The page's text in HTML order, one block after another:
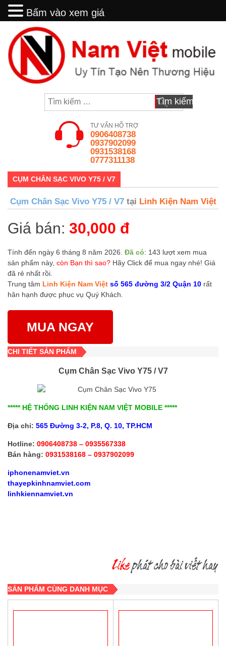
content
TƯ VẤN HỖ TRỢ
0906408738
0937902099
0931538168
0777311138
CỤM CHÂN SẠC VIVO Y75 / V7
Cụm Chân Sạc Vivo Y75 / V7tại Linh Kiện Nam Việt
Giá bán: 30,000 đ
Tính đến ngày 6 tháng 8 năm 2026. Đã có: 143 lượt xem mua
sản phẩm này, còn Bạn thì sao? Hãy Click để mua ngay nhé! Giá
đã rẻ nhất rồi.
Trung tâm Linh Kiện Nam Việt số 565 đường 3/2 Quận 10 rất
hân hạnh được phục vụ Quý Khách.
MUA NGAY
CHI TIẾT SẢN PHẨM
Cụm Chân Sạc Vivo Y75 / V7
***** HỆ THỐNG LINH KIỆN NAM VIỆT MOBILE *****
Địa chỉ: 565 Đường 3-2, P.8, Q. 10, TP.HCM
Hotline: 0906408738 – 0935567338
Bán hàng: 0931538168 – 0937902099
iphonenamviet.vn
thayepkinhnamviet.com
linhkiennamviet.vn
SẢN PHẨM CÙNG DANH MỤC
Bấm vào xem giá
Bấm vào xem giá